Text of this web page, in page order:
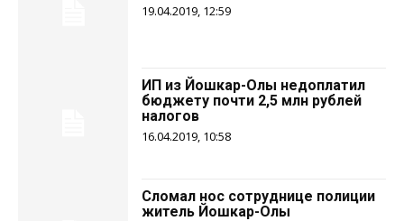
19.04.2019, 12:59
ИП из Йошкар-Олы недоплатил
бюджету почти 2,5 млн рублей
налогов
16.04.2019, 10:58
Сломал нос сотруднице полиции
житель Йошкар-Олы